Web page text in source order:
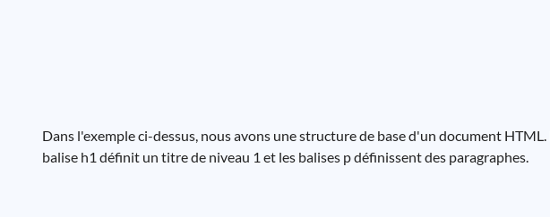
Dans l'exemple ci-dessus, nous avons une structure de base d'un document
balise h1 définit un titre de niveau 1 et les balises p définissent des paragraphes.